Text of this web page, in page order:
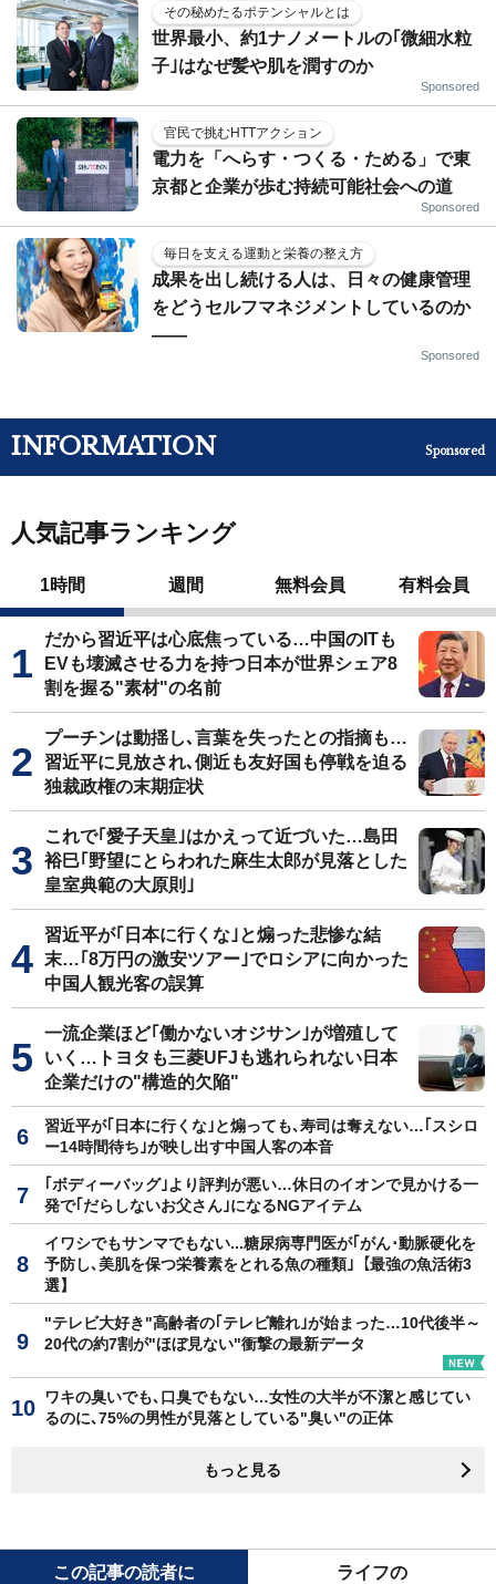
その秘めたるポテンシャルとは
世界最小、約1ナノメートルの｢微細水粒
子｣はなぜ髪や肌を潤すのか
Sponsored
官民で挑むHTTアクション
電力を「へらす・つくる・ためる」で東
京都と企業が歩む持続可能社会への道
Sponsored
毎日を支える運動と栄養の整え方
成果を出し続ける人は、日々の健康管理
をどうセルフマネジメントしているのか
——
Sponsored
INFORMATION Sponsored
人気記事ランキング
1時間 週間 無料会員 有料会員
だから習近平は心底焦っている…中国のITも
EVも壊滅させる力を持つ日本が世界シェア8
割を握る"素材"の名前
プーチンは動揺し､言葉を失ったとの指摘も…
習近平に見放され､側近も友好国も停戦を迫る
独裁政権の末期症状
これで｢愛子天皇｣はかえって近づいた…島田
裕巳｢野望にとらわれた麻生太郎が見落とした
皇室典範の大原則｣
習近平が｢日本に行くな｣と煽った悲惨な結
末…｢8万円の激安ツアー｣でロシアに向かった
中国人観光客の誤算
一流企業ほど｢働かないオジサン｣が増殖して
いく…トヨタも三菱UFJも逃れられない日本
企業だけの"構造的欠陥"
習近平が｢日本に行くな｣と煽っても､寿司は奪えない…｢スシロ
ー14時間待ち｣が映し出す中国人客の本音
｢ボディーバッグ｣より評判が悪い…休日のイオンで見かける一
発で｢だらしないお父さん｣になるNGアイテム
イワシでもサンマでもない...糖尿病専門医が｢がん･動脈硬化を
予防し､美肌を保つ栄養素をとれる魚の種類｣【最強の魚活術3
選】
"テレビ大好き"高齢者の｢テレビ離れ｣が始まった…10代後半～
20代の約7割が"ほぼ見ない"衝撃の最新データ
ワキの臭いでも､口臭でもない…女性の大半が不潔と感じてい
るのに､75%の男性が見落としている"臭い"の正体
もっと見る
この記事の読者に ライフの